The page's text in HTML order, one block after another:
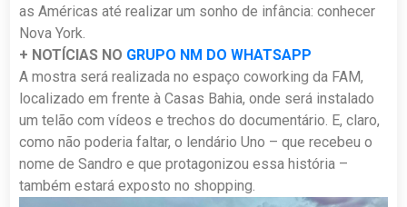
as Américas até realizar um sonho de infância: conhecer
Nova York.
+ NOTÍCIAS NO GRUPO NM DO WHATSAPP
A mostra será realizada no espaço coworking da FAM,
localizado em frente à Casas Bahia, onde será instalado
um telão com vídeos e trechos do documentário. E, claro,
como não poderia faltar, o lendário Uno – que recebeu o
nome de Sandro e que protagonizou essa história –
também estará exposto no shopping.